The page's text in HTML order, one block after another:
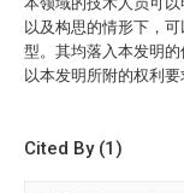
以及构思的情形下，
型。其均落入本发明
以本发明所附的权利要
Cited By (1)